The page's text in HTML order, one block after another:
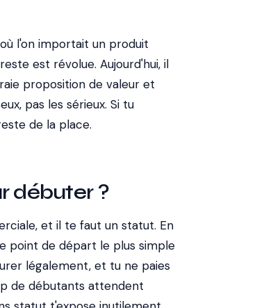
l'on importait un produit
est révolue. Aujourd'hui, il
proposition de valeur et
pas les sérieux. Si tu
de la place.
débuter ?
et il te faut un statut. En
point de départ le plus simple
légalement, et tu ne paies
de débutants attendent